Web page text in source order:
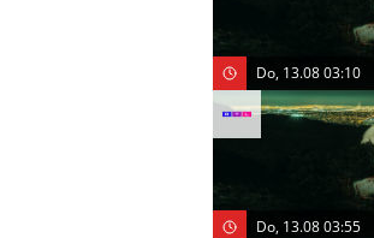
Do, 13.08 03:10
Do, 13.08 03:55